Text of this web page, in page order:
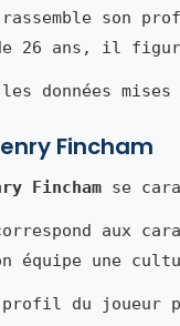
son
26 ans, il
données
Fincham
Fincham se
aux
équipe une
du joueur